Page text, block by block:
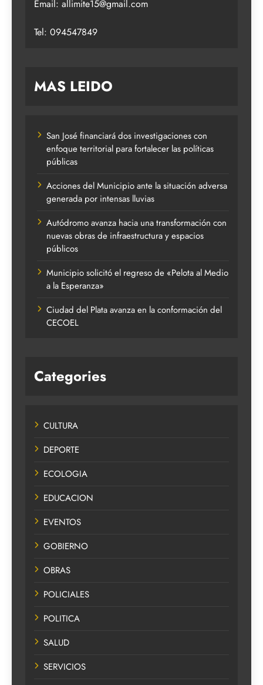
Email: allimite15@gmail.com
Tel: 094547849
MAS LEIDO
San José financiará dos investigaciones con
enfoque territorial para fortalecer las políticas
públicas
Acciones del Municipio ante la situación adversa
generada por intensas lluvias
Autódromo avanza hacia una transformación con
nuevas obras de infraestructura y espacios
públicos
Municipio solicitó el regreso de «Pelota al Medio
a la Esperanza»
Ciudad del Plata avanza en la conformación del
CECOEL
Categories
CULTURA
DEPORTE
ECOLOGIA
EDUCACION
EVENTOS
GOBIERNO
OBRAS
POLICIALES
POLITICA
SALUD
SERVICIOS